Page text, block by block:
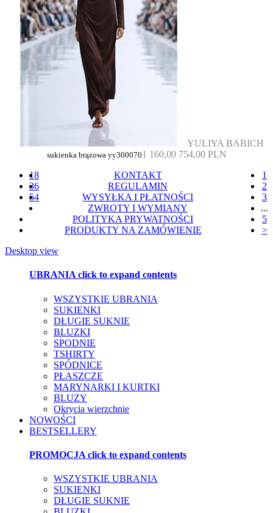
YULIYA BABICH
sukienka brązowa yy3000701 160,00 754,00 PLN
18
36
54
1
2
3
...
5
>
KONTAKT
REGULAMIN
WYSYŁKA I PŁATNOŚCI
ZWROTY I WYMIANY
POLITYKA PRYWATNOŚCI
PRODUKTY NA ZAMÓWIENIE
Desktop view
UBRANIA click to expand contents
WSZYSTKIE UBRANIA
SUKIENKI
DŁUGIE SUKNIE
BLUZKI
SPODNIE
TSHIRTY
SPÓDNICE
PŁASZCZE
MARYNARKI I KURTKI
BLUZY
Okrycia wierzchnie
NOWOŚCI
BESTSELLERY
PROMOCJA click to expand contents
WSZYSTKIE UBRANIA
SUKIENKI
DŁUGIE SUKNIE